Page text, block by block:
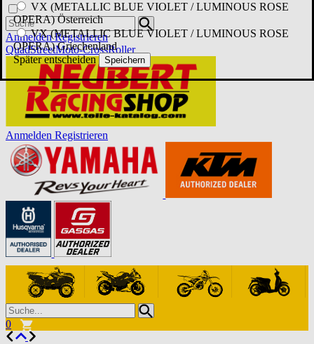
Anmelden Registrieren
QuadStreetMoto-CrossRoller
Anmelden Registrieren
0
VX (METALLIC BLUE VIOLET / LUMINOUS ROSE
OPERA) Österreich
VX (METALLIC BLUE VIOLET / LUMINOUS ROSE
OPERA) Griechenland
Später entscheiden
Speichern